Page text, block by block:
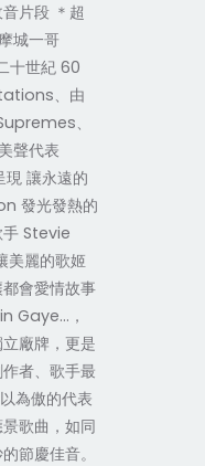
片段 ＊超
城一哥
十世紀 60
、由
、
聲代表
現 讓永遠的
發光發熱的
手 Stevie
美麗的歌姬
會愛情故事
Gaye…，
廠牌，更是
者、歌手最
為傲的代表
歌曲，如同
節慶佳音。